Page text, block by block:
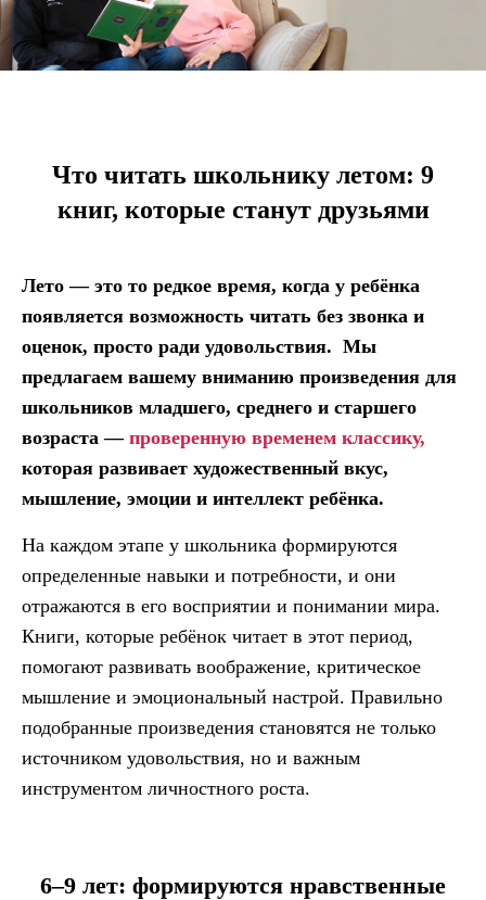
Что читать школьнику летом: 9
книг, которые станут друзьями
Лето — это то редкое время, когда у ребёнка
появляется возможность читать без звонка и
оценок, просто ради удовольствия. Мы
предлагаем вашему вниманию произведения для
школьников младшего, среднего и старшего
возраста — проверенную временем классику,
которая развивает художественный вкус,
мышление, эмоции и интеллект ребёнка.
На каждом этапе у школьника формируются
определенные навыки и потребности, и они
отражаются в его восприятии и понимании мира.
Книги, которые ребёнок читает в этот период,
помогают развивать воображение, критическое
мышление и эмоциональный настрой. Правильно
подобранные произведения становятся не только
источником удовольствия, но и важным
инструментом личностного роста.
6–9 лет: формируются нравственные